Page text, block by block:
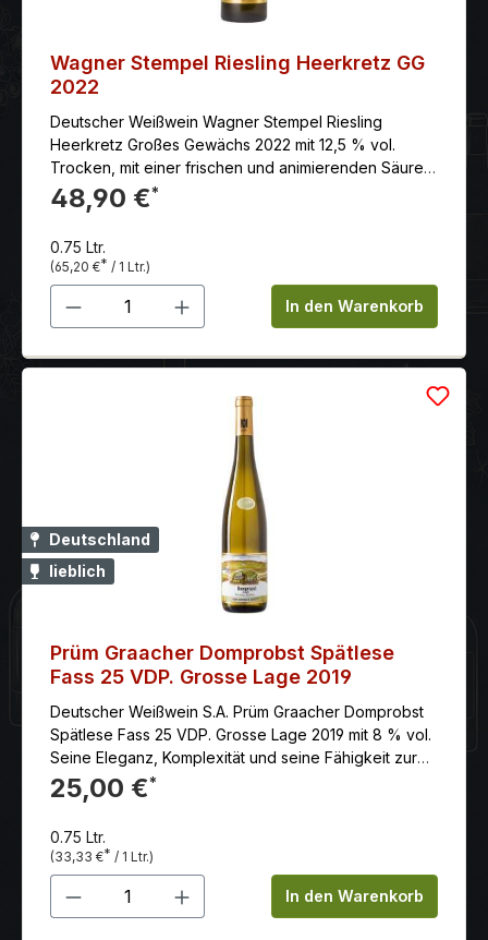
Wagner Stempel Riesling Heerkretz GG
2022
Deutscher Weißwein Wagner Stempel Riesling
Heerkretz Großes Gewächs 2022 mit 12,5 % vol.
Trocken, mit einer frischen und animierenden Säure.
Er hat einen prägnant mineralischen Körper, hohes
Volumen und eine große Länge.
48,90 €*
0.75 Ltr.
(65,20 €* / 1 Ltr.)
Produkt Anzahl: Gib denIn den Warenkorb
Deutschland
lieblich
Prüm Graacher Domprobst Spätlese
Fass 25 VDP. Grosse Lage 2019
Deutscher Weißwein S.A. Prüm Graacher Domprobst
Spätlese Fass 25 VDP. Grosse Lage 2019 mit 8 % vol.
Seine Eleganz, Komplexität und seine Fähigkeit zur
Alterung machen ihn zu einem wahren Schatz für
jeden Weinkenner.
25,00 €*
0.75 Ltr.
(33,33 €* / 1 Ltr.)
Produkt Anzahl: Gib denIn den Warenkorb